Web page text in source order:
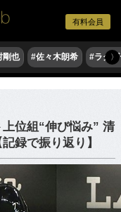
有料会員
剛也 #佐々木朗希 #ラグ〉
位組“伸び悩み” 清
録で振り返り】